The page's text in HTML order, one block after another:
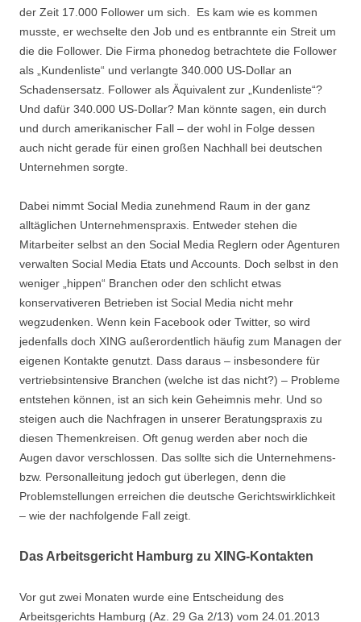
der Zeit 17.000 Follower um sich. Es kam wie es kommen
musste, er wechselte den Job und es entbrannte ein Streit um
die die Follower. Die Firma phonedog betrachtete die Follower
als „Kundenliste“ und verlangte 340.000 US-Dollar an
Schadensersatz. Follower als Äquivalent zur „Kundenliste“?
Und dafür 340.000 US-Dollar? Man könnte sagen, ein durch
und durch amerikanischer Fall – der wohl in Folge dessen
auch nicht gerade für einen großen Nachhall bei deutschen
Unternehmen sorgte.
Dabei nimmt Social Media zunehmend Raum in der ganz
alltäglichen Unternehmenspraxis. Entweder stehen die
Mitarbeiter selbst an den Social Media Reglern oder Agenturen
verwalten Social Media Etats und Accounts. Doch selbst in den
weniger „hippen“ Branchen oder den schlicht etwas
konservativeren Betrieben ist Social Media nicht mehr
wegzudenken. Wenn kein Facebook oder Twitter, so wird
jedenfalls doch XING außerordentlich häufig zum Managen der
eigenen Kontakte genutzt. Dass daraus – insbesondere für
vertriebsintensive Branchen (welche ist das nicht?) – Probleme
entstehen können, ist an sich kein Geheimnis mehr. Und so
steigen auch die Nachfragen in unserer Beratungspraxis zu
diesen Themenkreisen. Oft genug werden aber noch die
Augen davor verschlossen. Das sollte sich die Unternehmens-
bzw. Personalleitung jedoch gut überlegen, denn die
Problemstellungen erreichen die deutsche Gerichtswirklichkeit
– wie der nachfolgende Fall zeigt.
Das Arbeitsgericht Hamburg zu XING-Kontakten
Vor gut zwei Monaten wurde eine Entscheidung des
Arbeitsgerichts Hamburg (Az. 29 Ga 2/13) vom 24.01.2013